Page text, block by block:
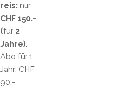
reis: nur
CHF 150.-
(für 2
Jahre).
Abo für 1
Jahr: CHF
90.-